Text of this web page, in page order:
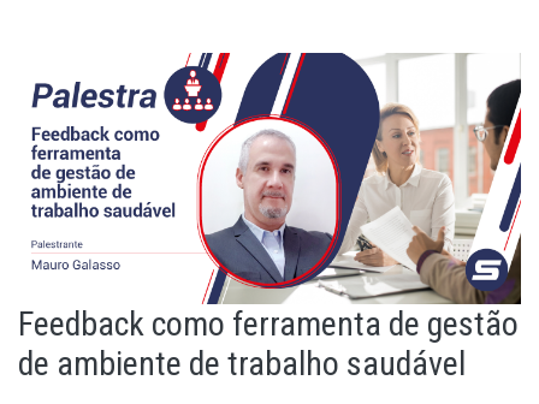
Feedback como ferramenta de gestão
de ambiente de trabalho saudável